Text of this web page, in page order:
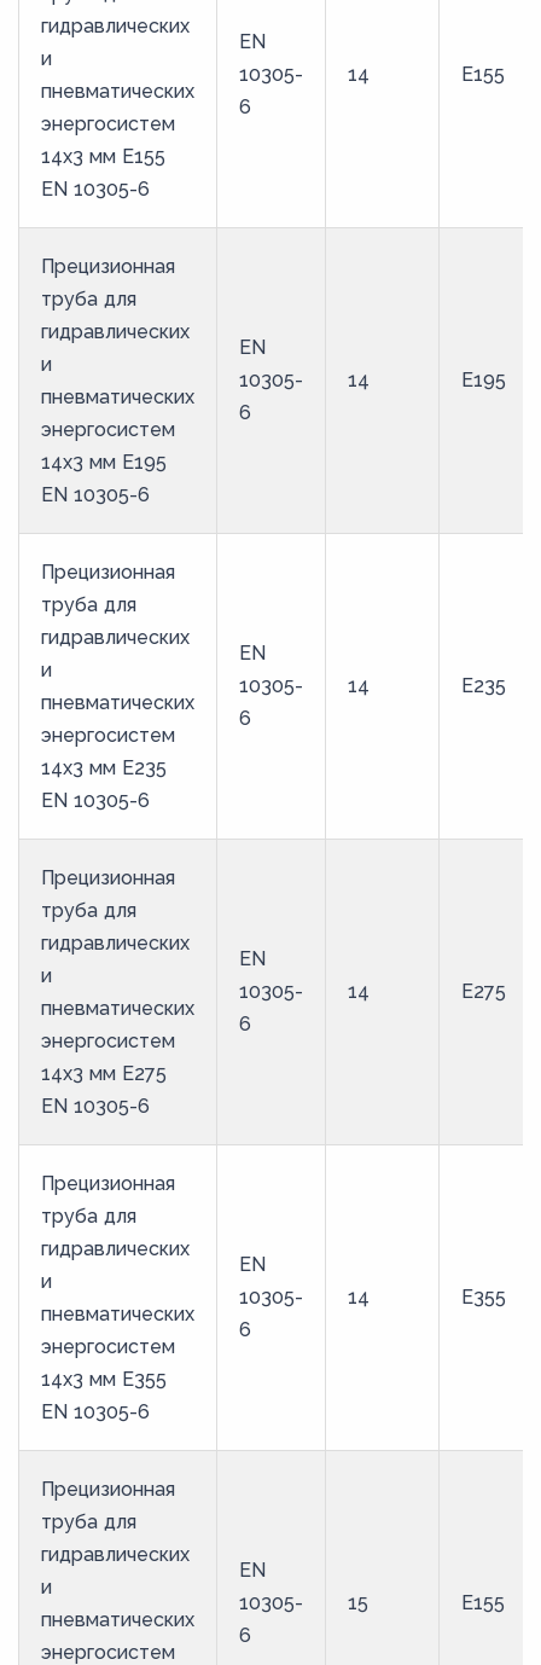
гидравлических
и
пневматических
энергосистем
14х3 мм E155
EN 10305-6
EN
10305-
6
14 E155
Прецизионная
труба для
гидравлических
и
пневматических
энергосистем
14х3 мм E195
EN 10305-6
EN
10305-
6
14 E195
Прецизионная
труба для
гидравлических
и
пневматических
энергосистем
14х3 мм E235
EN 10305-6
EN
10305-
6
14 E235
Прецизионная
труба для
гидравлических
и
пневматических
энергосистем
14х3 мм E275
EN 10305-6
EN
10305-
6
14 E275
Прецизионная
труба для
гидравлических
и
пневматических
энергосистем
14х3 мм E355
EN 10305-6
EN
10305-
6
14 E355
Прецизионная
труба для
гидравлических
и
пневматических
энергосистем
EN
10305-
6
15 E155